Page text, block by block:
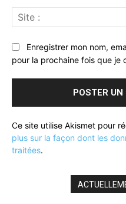
Enregistrer mon nom,
pour la prochaine fois que je
Ce site utilise Akismet pour
plus sur la façon dont les
traitées.